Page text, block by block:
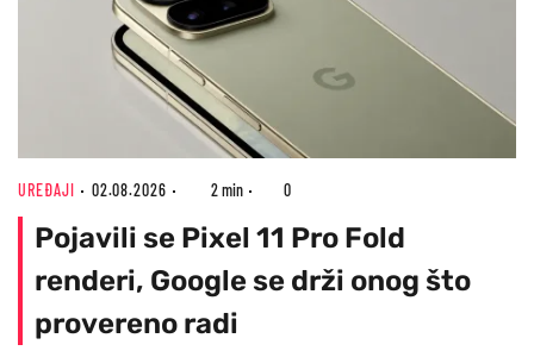
UREĐAJI 02.08.2026 2 min 0
Pojavili se Pixel 11 Pro Fold
renderi, Google se drži onog što
provereno radi